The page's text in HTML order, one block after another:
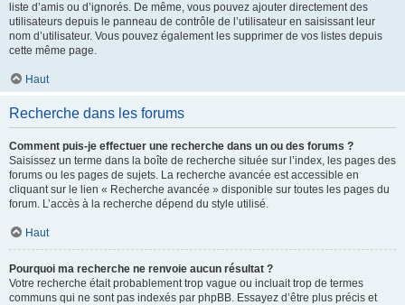
liste d’amis ou d’ignorés. De même, vous pouvez ajouter directement des
utilisateurs depuis le panneau de contrôle de l’utilisateur en saisissant leur
nom d’utilisateur. Vous pouvez également les supprimer de vos listes depuis
cette même page.
Haut
Recherche dans les forums
Comment puis-je effectuer une recherche dans un ou des forums ?
Saisissez un terme dans la boîte de recherche située sur l’index, les pages des
forums ou les pages de sujets. La recherche avancée est accessible en
cliquant sur le lien « Recherche avancée » disponible sur toutes les pages du
forum. L’accès à la recherche dépend du style utilisé.
Haut
Pourquoi ma recherche ne renvoie aucun résultat ?
Votre recherche était probablement trop vague ou incluait trop de termes
communs qui ne sont pas indexés par phpBB. Essayez d’être plus précis et